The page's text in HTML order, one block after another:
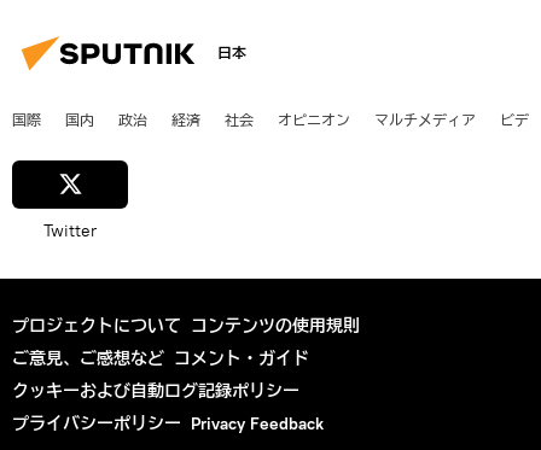
日本
国際 国内 政治 経済 社会 オピニオン マルチメディア ビデ
Twitter
プロジェクトについて コンテンツの使用規則
ご意見、ご感想など コメント・ガイド
クッキーおよび自動ログ記録ポリシー
プライバシーポリシー Privacy Feedback